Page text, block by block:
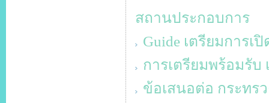
สถานประกอบการ
Guide เตรียมการเ
การเตรียมพร้อมรับ
ข้อเสนอต่อ กระทรว